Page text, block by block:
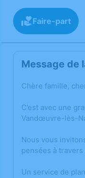
Faire-part
Message de
Chère famille,
C’est avec une
Vandœuvre-lès-
Nous vous
pensées à
Un service de